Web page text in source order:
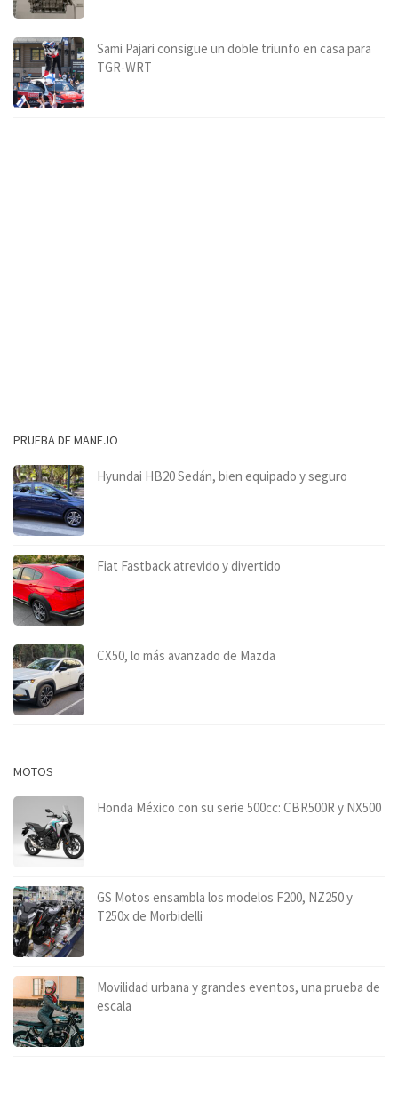
Sami Pajari consigue un doble triunfo en casa para
TGR-WRT
PRUEBA DE MANEJO
Hyundai HB20 Sedán, bien equipado y seguro
Fiat Fastback atrevido y divertido
CX50, lo más avanzado de Mazda
MOTOS
Honda México con su serie 500cc: CBR500R y NX500
GS Motos ensambla los modelos F200, NZ250 y
T250x de Morbidelli
Movilidad urbana y grandes eventos, una prueba de
escala